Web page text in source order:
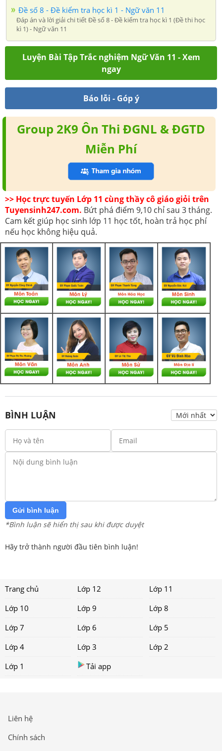
Đề số 8 - Đề kiểm tra học kì 1 - Ngữ văn 11
Đáp án và lời giải chi tiết Đề số 8 - Đề kiểm tra học kì 1 (Đề thi học
kì 1) - Ngữ văn 11
Luyện Bài Tập Trắc nghiệm Ngữ Văn 11 - Xem
ngay
Báo lỗi - Góp ý
Group 2K9 Ôn Thi ĐGNL & ĐGTD
Miễn Phí
>> Học trực tuyến Lớp 11 cùng thầy cô giáo giỏi trên
Tuyensinh247.com. Bứt phá điểm 9,10 chỉ sau 3 tháng.
Cam kết giúp học sinh lớp 11 học tốt, hoàn trả học phí
nếu học không hiệu quả.
BÌNH LUẬN
Gửi bình luận
*Bình luận sẽ hiển thị sau khi được duyệt
Hãy trở thành người đầu tiên bình luận!
Trang chủ Lớp 12
Lớp 11
Lớp 10
Lớp 9
Lớp 8
Lớp 7
Lớp 6
Lớp 5
Lớp 4
Lớp 3
Lớp 2
Lớp 1
Tải app
Liên hệ
Chính sách